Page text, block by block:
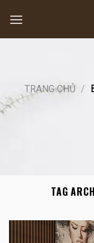
content
TRANG CHỦ /
TAG